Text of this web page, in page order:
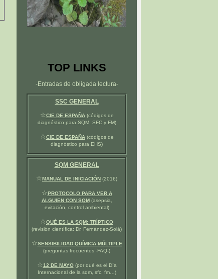
TOP LINKS
-Entradas de obligada lectura-
SSC GENERAL
☆CIE DE ESPAÑA(códigos de
diagnóstico para SQM, SFC y FM)
☆CIE DE ESPAÑA(códigos de
diagnóstico para EHS)
SQM GENERAL
☆MANUAL DE INICIACIÓN (2016)
☆PROTOCOLO PARA VER A
ALGUIEN CON SQM(asepsia,
evitación, control ambiental)
☆QUÉ ES LA SQM: TRÍPTICO
(revisión científica: Dr. Fernández-Solà)
☆SENSIBILIDAD QUÍMICA MÚLTIPLE
(preguntas frecuentes -FAQ-)
☆12 DE MAYO(por qué es el Día
Internacional de la sqm, sfc, fm…)